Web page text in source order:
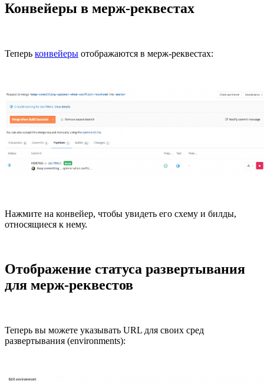
Конвейеры в мерж-реквестах
Теперь конвейеры отображаются в мерж-реквестах:
Нажмите на конвейер, чтобы увидеть его схему и билды,
относящиеся к нему.
Отображение статуса развертывания
для мерж-реквестов
Теперь вы можете указывать URL для своих сред
развертывания (environments):